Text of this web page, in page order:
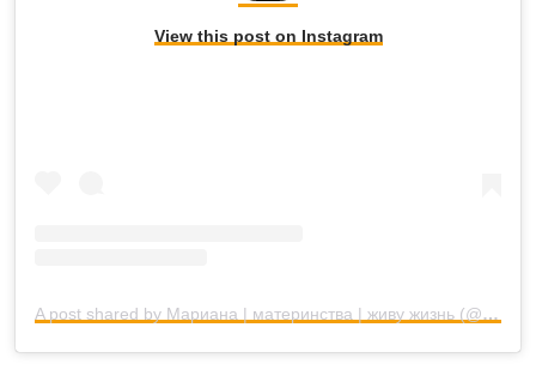
View this post on Instagram
A post shared by Мариана | материнства | живу жизнь (@mariana_vasiuc)